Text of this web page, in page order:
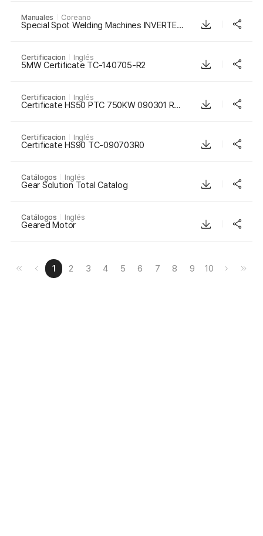
Manuales Coreano
Special Spot Welding Machines INVERTER PROJECTION Series Manual Korean 201806
Certificacion Inglés
5MW Certificate TC-140705-R2
Certificacion Inglés
Certificate HS50 PTC 750KW 090301 Rev1
Certificacion Inglés
Certificate HS90 TC-090703R0
Catálogos Inglés
Gear Solution Total Catalog
Catálogos Inglés
Geared Motor
1 2 3 4 5 6 7 8 9 10